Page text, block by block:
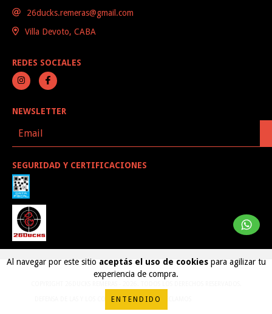
Al navegar por este sitio aceptás el uso de cookiespara agilizar tu
experiencia de compra.
ENTENDIDO
26ducks.remeras@gmail.com
Villa Devoto, CABA
REDES SOCIALES
NEWSLETTER
SEGURIDAD Y CERTIFICACIONES
DEFENSA DE LAS Y LOS CONSUMIDORES. PARA RECLAMOS
BOTÓN DE ARREPENTIMIENTO